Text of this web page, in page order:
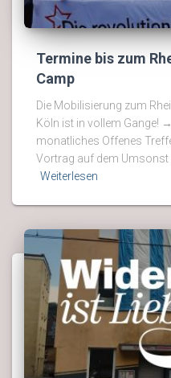
Termine bis zum
Camp
Die Mobilisierung zum
Köln ist in vollem Gange!
monatliches Offenes
Vortrag auf dem Umsonst
Weiterlesen